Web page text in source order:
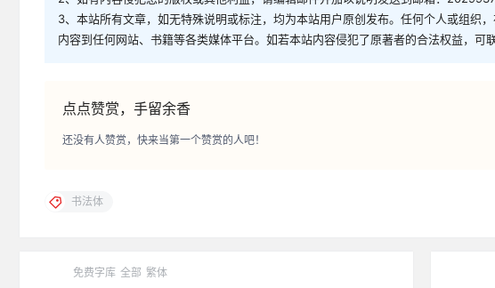
3、本站所有文章，如无特殊说明或标注，均为本站用户原创发布。任何个人或组织
内容到任何网站、书籍等各类媒体平台。如若本站内容侵犯了原著者的合法权益，可
点点赞赏，手留余香
还没有人赞赏，快来当第一个赞赏的人吧！
书法体
免费字库 全部 繁体